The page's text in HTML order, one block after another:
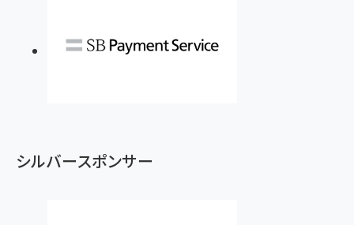
シルバースポンサー